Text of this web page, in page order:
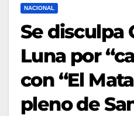
NACIONAL
Se disculpa
Luna por
con “El
pleno de